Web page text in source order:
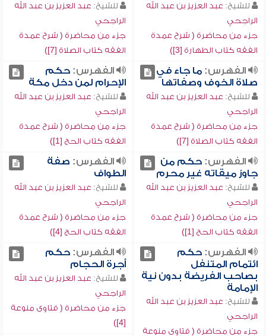
للشيخ: عبد العزيز بن عبد الله
الراجحي
جزء من محاضرة ( شرح عمدة
الفقه كتاب الطهارة [3])
للشيخ: عبد العزيز بن عبد الله
الراجحي
جزء من محاضرة ( شرح عمدة
الفقه كتاب الصلاة [7])
الفهرس:ما جاء في
صلاة الخوف وصفاتها
للشيخ: عبد العزيز بن عبد الله
الراجحي
جزء من محاضرة ( شرح عمدة
الفقه كتاب الصلاة [7])
الفهرس:حكم
الإحرام لمن دخل مكة
للشيخ: عبد العزيز بن عبد الله
الراجحي
جزء من محاضرة ( شرح عمدة
الفقه كتاب الحج [1])
الفهرس:حكم من
جاوز ميقاته غير محرم
للشيخ: عبد العزيز بن عبد الله
الراجحي
جزء من محاضرة ( شرح عمدة
الفقه كتاب الحج [1])
الفهرس: صفة
الطواف
للشيخ: عبد العزيز بن عبد الله
الراجحي
جزء من محاضرة ( شرح عمدة
الفقه كتاب الحج [4])
الفهرس:حكم
ائتمام المتنفل
بصاحب الفريضة بدون نية
الإمامة
للشيخ: عبد العزيز بن عبد الله
الراجحي
جزء من محاضرة ( فتاوى منوعة
الفهرس:حكم
أجرة الحجام
للشيخ: عبد العزيز بن عبد الله
الراجحي
جزء من محاضرة ( فتاوى منوعة
[4])